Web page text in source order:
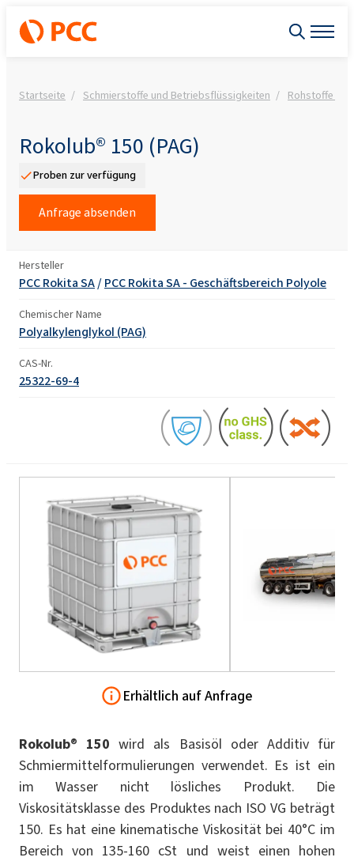
Startseite Schmierstoffe und Betriebsflüssigkeiten Rohstoffe für
Rokolub® 150 (PAG)
Proben zur verfügung
Anfrage absenden
Hersteller
PCC Rokita SA/PCC Rokita SA - Geschäftsbereich Polyole
Chemischer Name
Polyalkylenglykol (PAG)
CAS-Nr.
25322-69-4
Erhältlich auf Anfrage
Rokolub® 150wird als Basisöl oder Additiv für
Schmiermittelformulierungen verwendet. Es ist ein
im Wasser nicht lösliches Produkt. Die
Viskositätsklasse des Produktes nach ISO VG beträgt
150. Es hat eine kinematische Viskosität bei 40°C im
Bereich von 135-160 cSt und weist einen hohen